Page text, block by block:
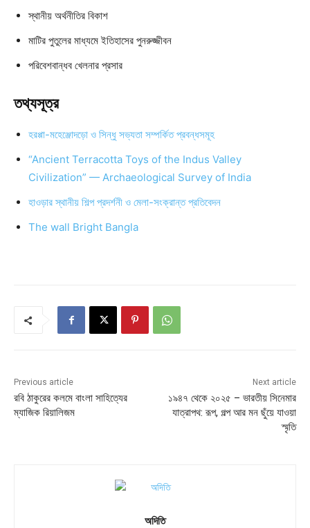
স্থানীয় অর্থনীতির বিকাশ
মাটির পুতুলের মাধ্যমে ইতিহাসের পুনরুজ্জীবন
পরিবেশবান্ধব খেলনার প্রসার
তথ্যসূত্র
হরপ্পা-মহেঞ্জোদড়ো ও সিন্ধু সভ্যতা সম্পর্কিত প্রবন্ধসমূহ
“Ancient Terracotta Toys of the Indus Valley
Civilization” — Archaeological Survey of India
হাওড়ার স্থানীয় শিল্প প্রদর্শনী ও মেলা-সংক্রান্ত প্রতিবেদন
The wall Bright Bangla
Previous article
রবি ঠাকুরের কলমে বাংলা সাহিত্যের
ম্যাজিক রিয়ালিজম
Next article
১৯৪৭ থেকে ২০২৫ – ভারতীয় সিনেমার
যাত্রাপথ: রূপ, গল্প আর মন ছুঁয়ে যাওয়া
স্মৃতি
অদিতি